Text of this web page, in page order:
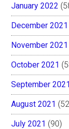
January 2022
December 2021
November 2021
October 2021
September 2021
August 2021
July 2021 (90)